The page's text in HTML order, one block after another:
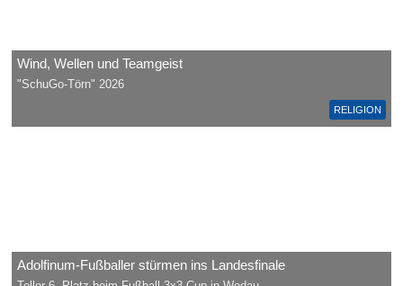
RELIGION
Wind, Wellen und Teamgeist
"SchuGo-Törn" 2026
Adolfinum-Fußballer stürmen ins Landesfinale